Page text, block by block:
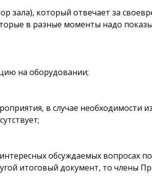
зала), который отвечает за
в разные моменты надо
на оборудовании;
в случае необходимости
обсуждаемых вопросах
итоговый документ, то члены